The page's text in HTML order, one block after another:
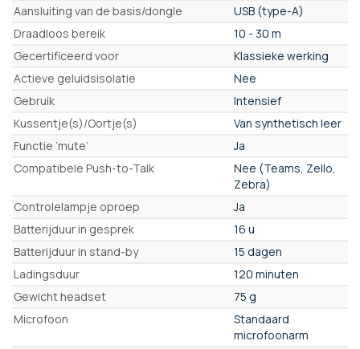
Aansluiting van de basis/dongle
USB (type-A)
Draadloos bereik
10 - 30 m
Gecertificeerd voor
Klassieke werking
Actieve geluidsisolatie
Nee
Gebruik
Intensief
Kussentje(s)/Oortje(s)
Van synthetisch leer
Functie ‘mute’
Ja
Compatibele Push-to-Talk
Nee (Teams, Zello,
Zebra)
Controlelampje oproep
Ja
Batterijduur in gesprek
16 u
Batterijduur in stand-by
15 dagen
Ladingsduur
120 minuten
Gewicht headset
75 g
Microfoon
Standaard
microfoonarm